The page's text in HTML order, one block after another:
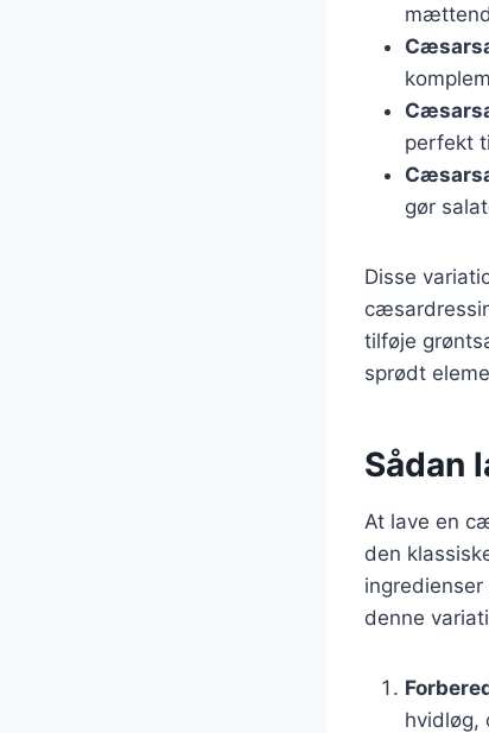
perfekt
gør
Disse
tilføje
sprødt
Sådan
At lave en
den
denne
hvidløg,